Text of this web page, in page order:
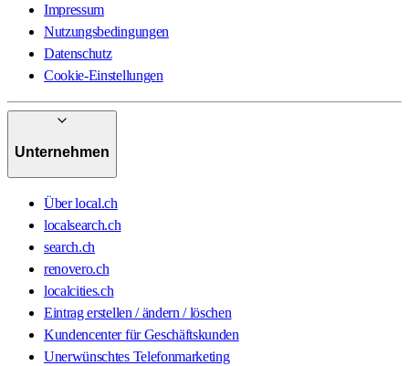
Impressum
Nutzungsbedingungen
Datenschutz
Cookie-Einstellungen
Unternehmen
Über local.ch
localsearch.ch
search.ch
renovero.ch
localcities.ch
Eintrag erstellen / ändern / löschen
Kundencenter für Geschäftskunden
Unerwünschtes Telefonmarketing